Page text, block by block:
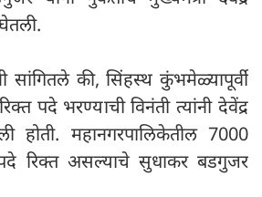
सांगितले की, सिंहस्थ कुंभमेळ्यापूर्वी
पदे भरण्याची विनंती त्यांनी देवेंद्र
होती. महानगरपालिकेतील 7000
रिक्त असल्याचे सुधाकर बडगुजर